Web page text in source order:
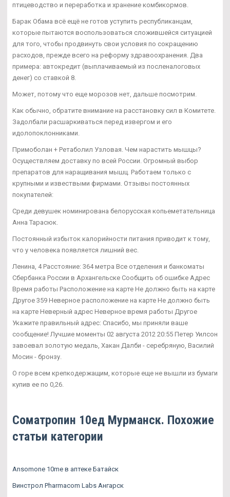
птицеводство и переработка и хранение комбикормов.
Барак Обама всё ещё не готов уступить республиканцам,
которые пытаются воспользоваться сложившейся ситуацией
для того, чтобы продвинуть свои условия по сокращению
расходов, прежде всего на реформу здравоохранения. Два
примера: автокредит (выплачиваемый из посленалоговых
денег) со ставкой 8.
Может, потому что еще морозов нет, дальше посмотрим.
Как обычно, обратите внимание на расстановку сил в Комитете.
Задолбали расшаркиваться перед извергом и его
идолопоклонниками.
Примоболан + Ретаболил Узловая. Чем нарастить мышцы?
Осуществляем доставку по всей России. Огромный выбор
препаратов для наращивания мышц. Работаем только с
крупными и извествыми фирмами. Отзывы постоянных
покупателей:
Среди девушек номинирована белорусская копьеметательница
Анна Тарасюк.
Постоянный избыток калорийности питания приводит к тому,
что у человека появляется лишний вес.
Ленина, 4 Расстояние: 364 метра Все отделения и банкоматы
Сбербанка России в Архангельске Сообщить об ошибке Адрес
Время работы Расположение на карте Не должно быть на карте
Другое 359 Неверное расположение на карте Не должно быть
на карте Неверный адрес Неверное время работы Другое
Укажите правильный адрес: Спасибо, мы приняли ваше
сообщение! Лучшие моменты 02 августа 2012 20:55 Петер Уилсон
завоевал золотую медаль, Хакан Далби - серебряную, Василий
Мосин - бронзу.
О горе всем крепкодержащим, которые еще не вышли из бумаги
купив ее по 0,26.
Cоматропин 10ед Мурманск. Похожие
статьи категории
Ansomone 10me в аптеке Батайск
Винстрол Pharmacom Labs Ангарск